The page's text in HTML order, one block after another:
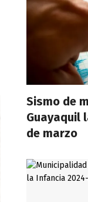
Sismo de
Guayaquil
de marzo